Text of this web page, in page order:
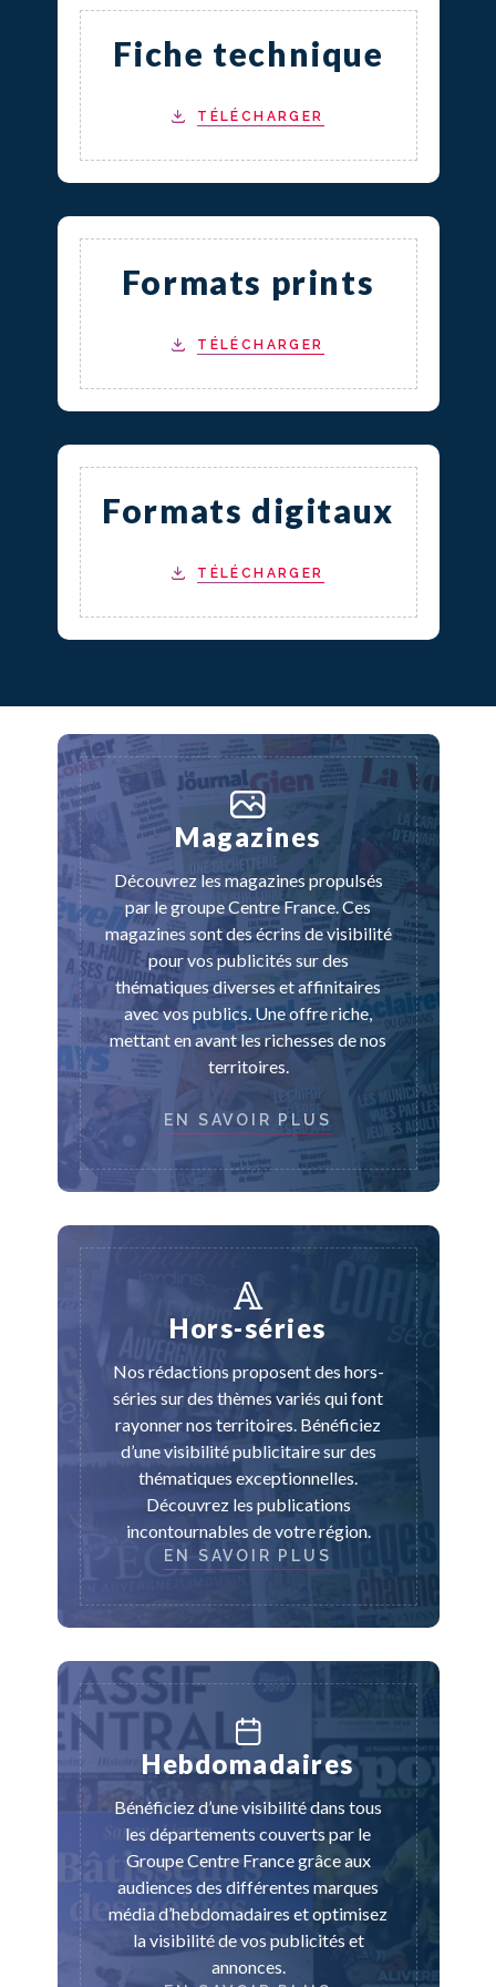
Fiche technique
TÉLÉCHARGER
Formats prints
TÉLÉCHARGER
Formats digitaux
TÉLÉCHARGER
Magazines
Découvrez les magazines propulsés
par le groupe Centre France. Ces
magazines sont des écrins de visibilité
pour vos publicités sur des
thématiques diverses et affinitaires
avec vos publics. Une offre riche,
mettant en avant les richesses de nos
territoires.
EN SAVOIR PLUS
Hors-séries
Nos rédactions proposent des hors-
séries sur des thèmes variés qui font
rayonner nos territoires. Bénéficiez
d’une visibilité publicitaire sur des
thématiques exceptionnelles.
Découvrez les publications
incontournables de votre région.
EN SAVOIR PLUS
Hebdomadaires
Bénéficiez d’une visibilité dans tous
les départements couverts par le
Groupe Centre France grâce aux
audiences des différentes marques
média d’hebdomadaires et optimisez
la visibilité de vos publicités et
annonces.